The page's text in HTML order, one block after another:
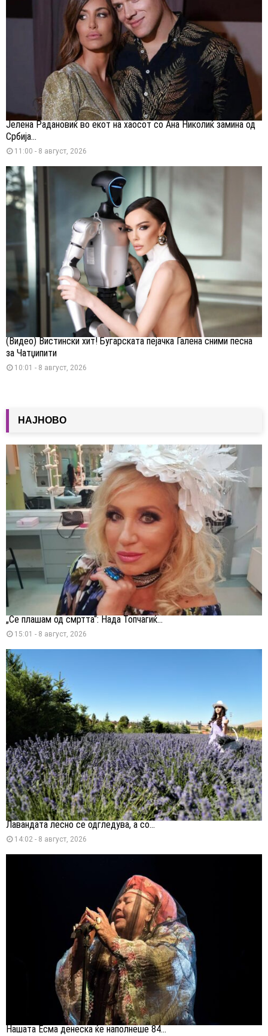
Јелена Радановиќ во екот на хаосот со Ана Николиќ замина од
Србија...
11:00 - 8 август, 2026
(Видео) Вистински хит! Бугарската пејачка Галена сними песна
за Чатџипити
10:01 - 8 август, 2026
НАЈНОВО
„Се плашам од смртта“: Нада Топчагиќ...
15:01 - 8 август, 2026
Лавандата лесно се одгледува, а со...
14:02 - 8 август, 2026
Нашата Есма денеска ќе наполнеше 84...